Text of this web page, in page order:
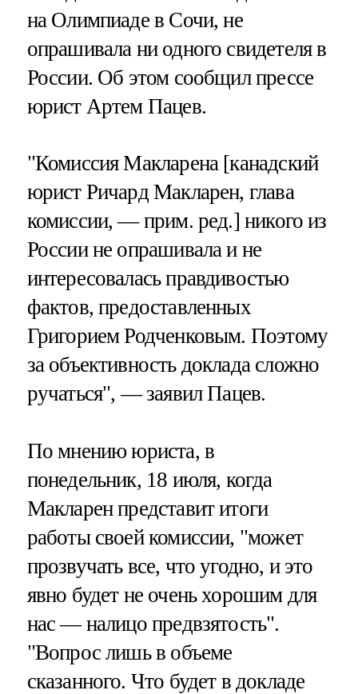
на Олимпиаде в Сочи, не
опрашивала ни одного свидетеля в
России. Об этом сообщил прессе
юрист Артем Пацев.
"Комиссия Макларена [канадский
юрист Ричард Макларен, глава
комиссии, — прим. ред.] никого из
России не опрашивала и не
интересовалась правдивостью
фактов, предоставленных
Григорием Родченковым. Поэтому
за объективность доклада сложно
ручаться", — заявил Пацев.
По мнению юриста, в
понедельник, 18 июля, когда
Макларен представит итоги
работы своей комиссии, "может
прозвучать все, что угодно, и это
явно будет не очень хорошим для
нас — налицо предвзятость".
"Вопрос лишь в объеме
сказанного. Что будет в докладе